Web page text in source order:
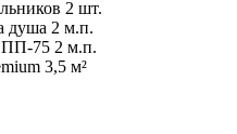
2 шт.
душа 2 м.п.
ПП-75 2 м.п.
3,5 м²